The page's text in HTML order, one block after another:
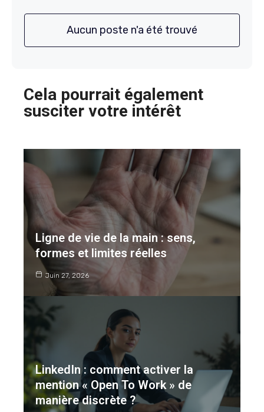
Aucun poste n'a été trouvé
Cela pourrait également
susciter votre intérêt
Ligne de vie de la main : sens,
formes et limites réelles
Juin 27, 2026
LinkedIn : comment activer la
mention « Open To Work » de
manière discrète ?